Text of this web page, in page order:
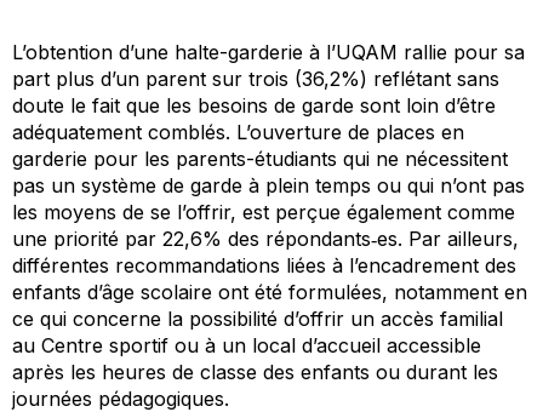
L’obtention d’une halte-garderie à l’UQAM rallie pour sa
part plus d’un parent sur trois (36,2%) reflétant sans
doute le fait que les besoins de garde sont loin d’être
adéquatement comblés. L’ouverture de places en
garderie pour les parents-étudiants qui ne nécessitent
pas un système de garde à plein temps ou qui n’ont pas
les moyens de se l’offrir, est perçue également comme
une priorité par 22,6% des répondants‐es. Par ailleurs,
différentes recommandations liées à l’encadrement des
enfants d’âge scolaire ont été formulées, notamment en
ce qui concerne la possibilité d’offrir un accès familial
au Centre sportif ou à un local d’accueil accessible
après les heures de classe des enfants ou durant les
journées pédagogiques.